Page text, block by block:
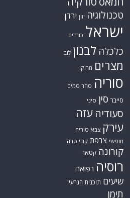
טכנולוגיה יוון ירדן
ישראל כורדים
כלכלה לבנון לוב
מצרים מרוקו
סוריה סחר סמים
סייבר סין סיני
סעודיה עזה
עירק צבא סוריה
חופשי צרפת קונייטרה
קורונה קטאר
רוסיה רפואה
שיעים תוכנית הגרעין
תימן